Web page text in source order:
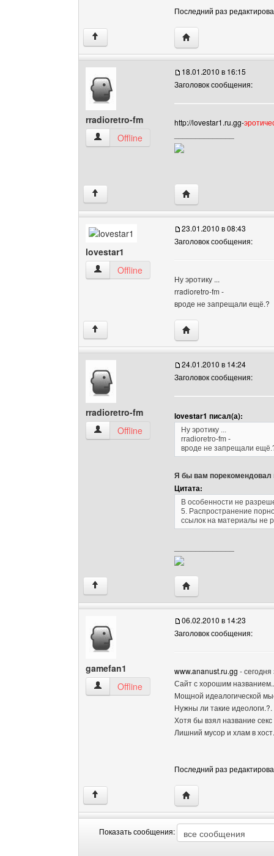
Последний раз
↑ Посетить сайт
rradioretro-fm
rradioretro-fm Посмотреть профиль
Offline
18.01.2010 в 16:15
Заголовок сообщения:
http://lovestar1.ru.gg-
↑ Посетить сайт
lovestar1
lovestar1 Посмотреть профиль
Offline
23.01.2010 в 08:43
Заголовок сообщения:
Ну эротику ...
rradioretro-fm -
вроде не запрещали ещё.?
↑ Посетить сайт
rradioretro-fm
rradioretro-fm Посмотреть профиль
Offline
24.01.2010 в 14:24
Заголовок сообщения:
lovestar1 писал(а):
Ну эротику ...
rradioretro-fm -
вроде не запрещали
Я бы вам порекомендовал
Цитата:
В особенности не
5. Распространение
ссылок на материалы не
↑ Посетить сайт
gamefan1
gamefan1 Посмотреть профиль
Offline
06.02.2010 в 14:23
Заголовок сообщения:
www.ananust.ru.gg -
Сайт с хорошим
Мощной идеалогической
Нужны ли такие идеологи.?.
Хотя бы взял название
Лишний мусор и хлам в
Последний раз
↑ Посетить сайт
Показать сообщения: